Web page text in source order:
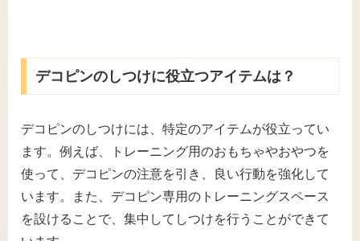
デコピンのしつけに役立つアイテムは？
デコピンのしつけには、特定のアイテムが役立ってい
ます。例えば、トレーニング用のおもちゃやおやつを
使って、デコピンの注意を引き、良い行動を強化して
います。また、デコピン専用のトレーニングスペース
を設けることで、集中してしつけを行うことができて